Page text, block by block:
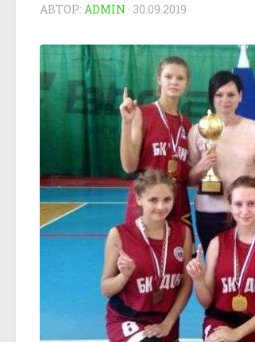
АВТОР: ADMIN · 30.09.2019